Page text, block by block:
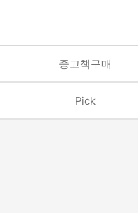
중고책구매
Pick